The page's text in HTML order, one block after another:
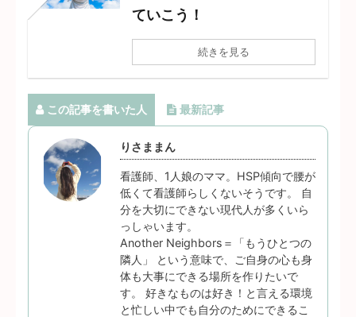
ていこう！
続きを見る
この記事を書いた人 最新記事
りさままん
看護師、1人娘のママ。HSP傾向で腰が
低くて看護師らしくないそうです。 自
分を大切にできない現代人が多くいら
っしゃいます。
Another Neighbors＝「もうひとつの
隣人」 という意味で、ご自身の心も身
体も大事にできる場所を作りたいで
す。 好きなものは好き！と言える環境
と忙しい中でも自分のためにできるこ